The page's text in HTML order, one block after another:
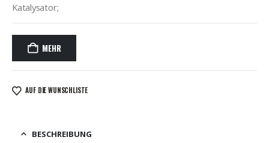
Katalysator;
MEHR
AUF DIE WUNSCHLISTE
BESCHREIBUNG